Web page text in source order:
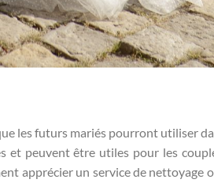
les futurs mariés pourront utiliser
peuvent être utiles pour les
apprécier un service de nettoyage